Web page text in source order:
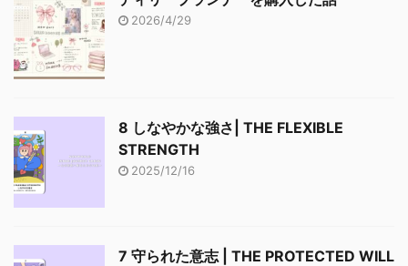
2026/4/29
8 しなやかな強さ| THE FLEXIBLE
STRENGTH
2025/12/16
7 守られた意志 | THE PROTECTED WILL